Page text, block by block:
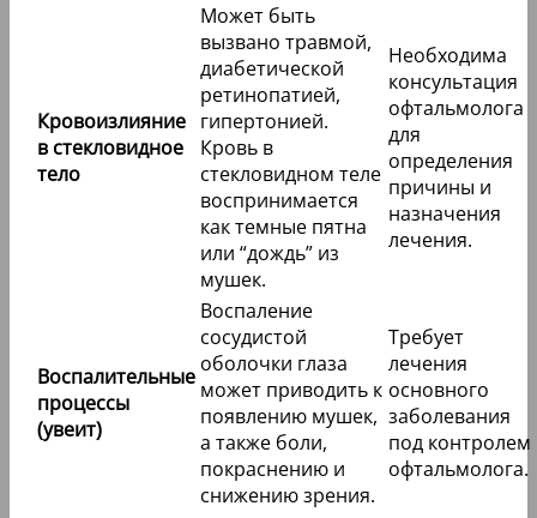
Кровоизлияние
в стекловидное
тело
Может быть
вызвано травмой,
диабетической
ретинопатией,
гипертонией.
Кровь в
стекловидном теле
воспринимается
как темные пятна
или “дождь” из
мушек.
Необходима
консультация
офтальмолога
для
определения
причины и
назначения
лечения.
Воспалительные
процессы
(увеит)
Воспаление
сосудистой
оболочки глаза
может приводить к
появлению мушек,
а также боли,
покраснению и
снижению зрения.
Требует
лечения
основного
заболевания
под контролем
офтальмолога.